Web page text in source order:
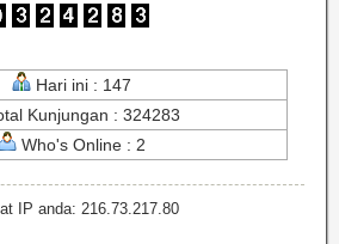
Hari ini : 147
Kunjungan : 324283
Who's Online : 2
IP anda: 216.73.217.80